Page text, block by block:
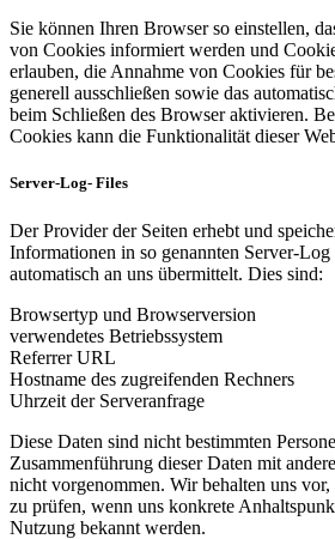
Sie können Ihren Browser so einstellen,
von Cookies informiert werden und
erlauben, die Annahme von Cookies für
generell ausschließen sowie das
beim Schließen des Browser aktivieren.
Cookies kann die Funktionalität dieser
Server-Log- Files
Der Provider der Seiten erhebt und
Informationen in so genannten Server-
automatisch an uns übermittelt. Dies sind:
Browsertyp und Browserversion
verwendetes Betriebssystem
Referrer URL
Hostname des zugreifenden Rechners
Uhrzeit der Serveranfrage
Diese Daten sind nicht bestimmten
Zusammenführung dieser Daten mit
nicht vorgenommen. Wir behalten uns
zu prüfen, wenn uns konkrete
Nutzung bekannt werden.